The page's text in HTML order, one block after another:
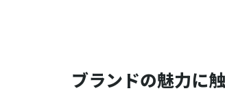
ブランドの魅力に